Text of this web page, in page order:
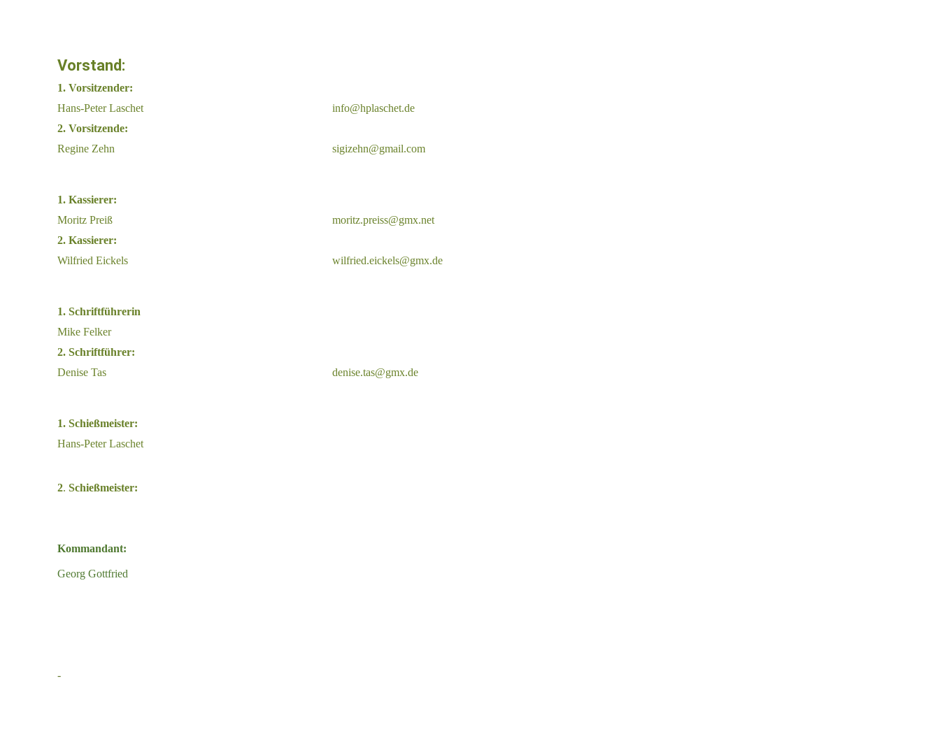
Vorstand:
1. Vorsitzender:
Hans-Peter Laschet
info@hplaschet.de
2. Vorsitzende:
Regine Zehn
sigizehn@gmail.com
1. Kassierer:
Moritz Preiß
moritz.preiss@gmx.net
2. Kassierer:
Wilfried Eickels
wilfried.eickels@gmx.de
1. Schriftführerin
Mike Felker
2. Schriftführer:
Denise Tas
denise.tas@gmx.de
1. Schießmeister:
Hans-Peter Laschet
2. Schießmeister:
Kommandant:
Georg Gottfried
-